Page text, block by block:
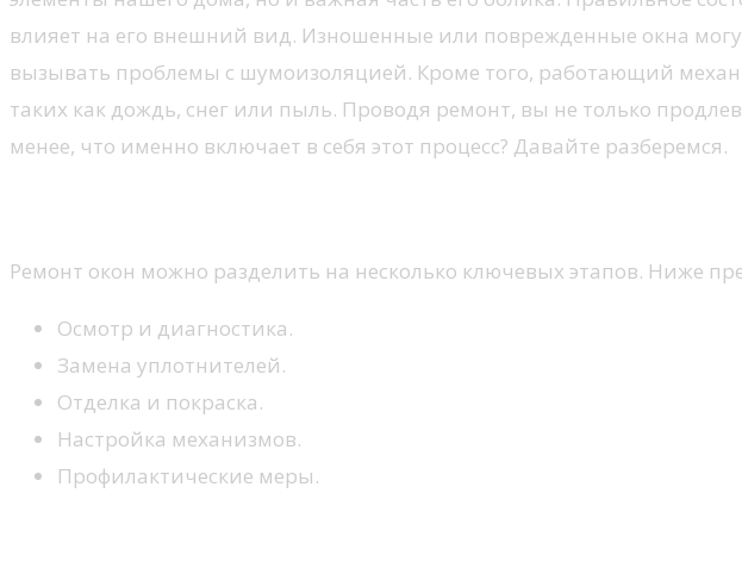
влияет на его внешний вид. Изношенные или поврежденные окна
вызывать проблемы с шумоизоляцией. Кроме того, работающий
таких как дождь, снег или пыль. Проводя ремонт, вы не только
менее, что именно включает в себя этот процесс? Давайте разберемся.
Ремонт окон можно разделить на несколько ключевых этапов. Ниже
Осмотр и диагностика.
Замена уплотнителей.
Отделка и покраска.
Настройка механизмов.
Профилактические меры.